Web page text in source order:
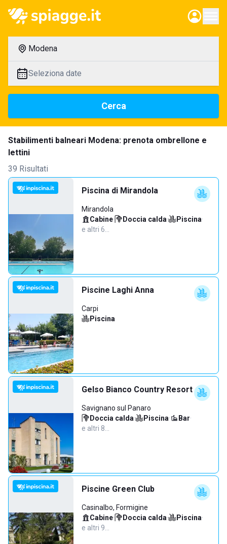
Modena
Seleziona date
Cerca
Stabilimenti balneari Modena: prenota ombrellone e
lettini
39 Risultati
Piscina di Mirandola
Mirandola
Cabine· Doccia calda· Piscina·
e altri 6…
Piscine Laghi Anna
Carpi
Piscina
Gelso Bianco Country Resort
Savignano sul Panaro
Doccia calda· Piscina· Bar·
e altri 8…
Piscine Green Club
Casinalbo, Formigine
Cabine· Doccia calda· Piscina·
e altri 9…